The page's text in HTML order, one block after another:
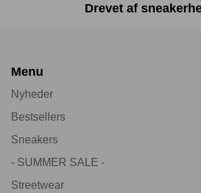
Drevet af
Menu
Nyheder
Bestsellers
Sneakers
- SUMMER SALE -
Streetwear